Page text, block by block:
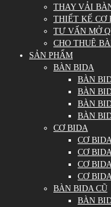
THAY VẢI
THIẾT KẾ CƠ
TƯ VẤN MỞ
CHO THUÊ
SẢN PHẨM
BÀN BIDA
BÀN
BÀN
BÀN
BÀN
CƠ BIDA
CƠ
CƠ
CƠ
CƠ
BÀN BIDA CŨ
BÀN